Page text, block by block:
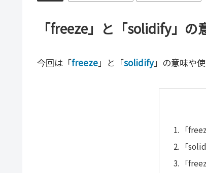
「freeze」と「solidify」
今回は「freeze」と「solidify」の意味や
「
「
「